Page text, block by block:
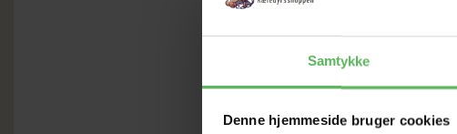
Samtykke
Denne hjemmeside bruger cookies